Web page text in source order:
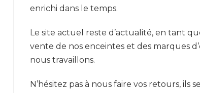
enrichi dans le temps.
Le site actuel reste d’actualité, en tant
vente de nos enceintes et des marques
nous travaillons.
N’hésitez pas à nous faire vos retours, ils